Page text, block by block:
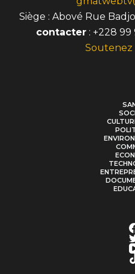
Siège : Abové Rue
contacter : +228 99
Soutenez